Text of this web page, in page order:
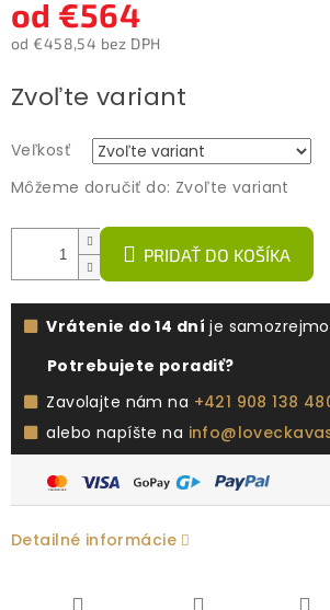
od €564
od €458,54 bez DPH
cena:
Zvoľte variant
Veľkosť
Môžeme doručiť do: Zvoľte variant
PRIDAŤ DO KOŠÍKA
Vrátenie do 14 dní je
Potrebujete poradiť?
Zavolajte nám na +421 908 138
alebo napíšte na
Detailné informácie